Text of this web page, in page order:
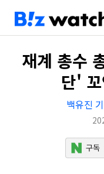
재계 총수
단'
백유진